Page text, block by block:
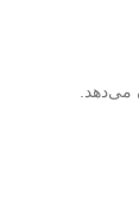
می‌دهد.